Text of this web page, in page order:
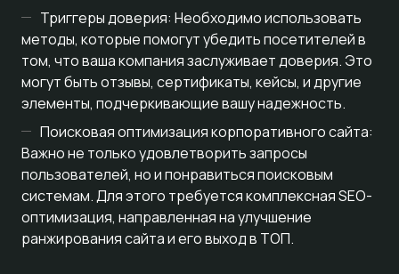
Триггеры доверия: Необходимо использовать
методы, которые помогут убедить посетителей в
том, что ваша компания заслуживает доверия. Это
могут быть отзывы, сертификаты, кейсы, и другие
элементы, подчеркивающие вашу надежность.
Поисковая оптимизация корпоративного сайта:
Важно не только удовлетворить запросы
пользователей, но и понравиться поисковым
системам. Для этого требуется комплексная SEO-
оптимизация, направленная на улучшение
ранжирования сайта и его выход в ТОП.